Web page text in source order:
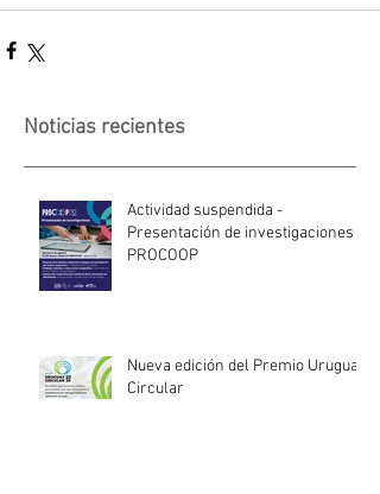
Noticias recientes
Actividad suspendida -
Presentación de investigaciones -
PROCOOP
Nueva edición del Premio Uruguay
Circular